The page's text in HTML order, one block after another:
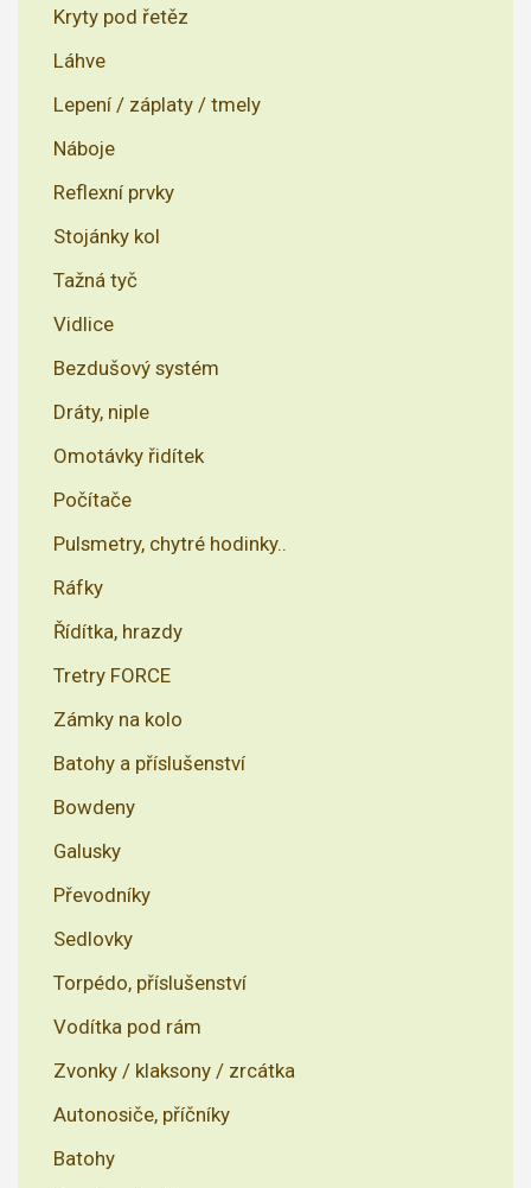
Kryty pod řetěz
Láhve
Lepení / záplaty / tmely
Náboje
Reflexní prvky
Stojánky kol
Tažná tyč
Vidlice
Bezdušový systém
Dráty, niple
Omotávky řidítek
Počítače
Pulsmetry, chytré hodinky..
Ráfky
Řídítka, hrazdy
Tretry FORCE
Zámky na kolo
Batohy a příslušenství
Bowdeny
Galusky
Převodníky
Sedlovky
Torpédo, příslušenství
Vodítka pod rám
Zvonky / klaksony / zrcátka
Autonosiče, příčníky
Batohy